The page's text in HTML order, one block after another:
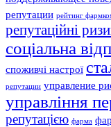
репутации рейтинг
репутаційні
соціальна
споживчі настрої
репутации управление
управління
репутацією фарма